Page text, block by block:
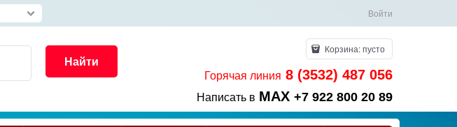
Войти
Найти
Корзина:пусто
Горячая линия 8 (3532) 487 056
Написать в MAX +7 922 800 20 89